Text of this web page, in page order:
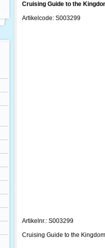
Cruising Guide to the
Artikelcode: S003299
Artikelnr.: S003299
Cruising Guide to the